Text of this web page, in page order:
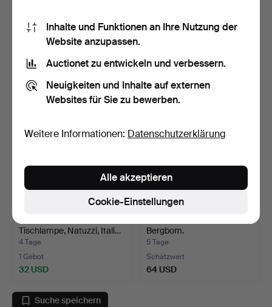
zeitgenössisch.
85 USD
für Petroleumlampe.
53 USD
Tischlampe, Natuzzi, Itali…
4 Tage
1 Gebot
32 USD
Bergbom.
5 Tage
Schätzwert
64 USD
Suche speichern
Inhalte und Funktionen an Ihre Nutzung der
Website anzupassen.
Auctionet zu entwickeln und verbessern.
Neuigkeiten und Inhalte auf externen
Websites für Sie zu bewerben.
Weitere Informationen: Datenschutzerklärung
Cookie-Einstellungen
Alle akzeptieren